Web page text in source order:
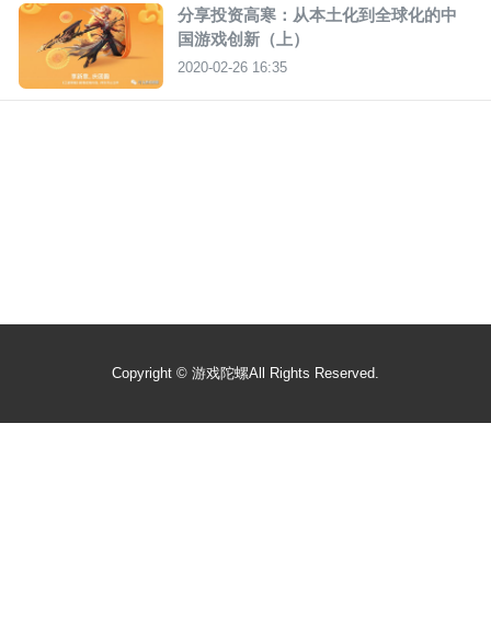
分享投资高寒：从本土化到全球化的中
国游戏创新（上）
2020-02-26 16:35
Copyright © 游戏陀螺All Rights Reserved.